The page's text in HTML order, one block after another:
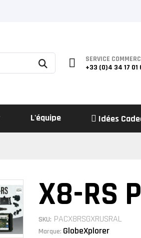
SERVICE
+33 (0)4 34 17 01
L'équipe Idées
X8-RS
SKU: PACX8RSGXRUSRAL
Marque: GlobeXplorer